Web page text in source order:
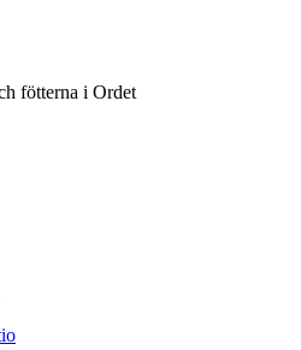
fötterna i Ordet